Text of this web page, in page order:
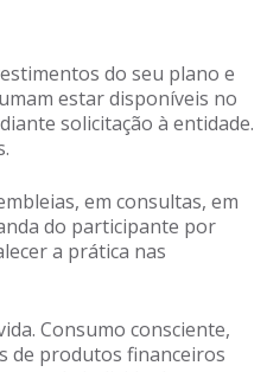
do seu plano e
estar disponíveis no
solicitação à entidade.
em consultas, em
do participante por
a prática nas
Consumo consciente,
de produtos financeiros